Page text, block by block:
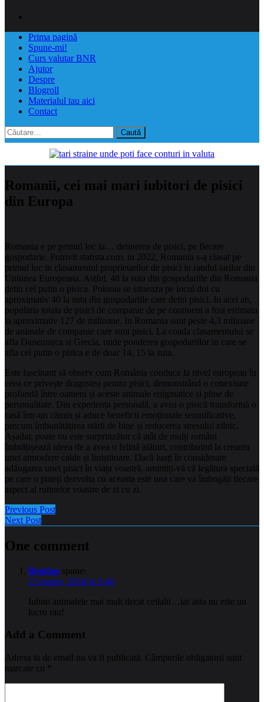
Prima pagină
Spune-mi!
Curs valutar BNR
Ajutor
Despre
Blogroll
Materialul tau aici
Contact
Caută
după:
Romanii, cei mai mari iubitori de pisici
din Europa
Romania e pe primul loc la… detinerea de pisici, pe fiecare
gospodarie. Potrivit statista.com, in 2022, Romania s-a clasat pe
primul loc in clasamentul proprietarilor de pisici in randul tarilor din
Uniunea Europeana. Astfel, 48 la suta din gospodariile din Romania
detin cel putin o pisica. Polonia se situeaza pe locul doi cu
aproximativ 40 la suta din gospodariile care detin pisici. In acel an,
populatia totala de pisici de companie de pe continent a fost estimata
la aproximativ 127 de milioane. In Romania sunt peste 4,3 milioane
de animale de companie care sunt pisici. La coada clasamentului se
afla Danemarca si Grecia, unde ponderea gospodariilor in care se
afla cel putin o pisica e de doar 14, 15 la suta.
Este fascinant să observ cum România conduce la nivel european în
ceea ce privește dragostea pentru pisici, demonstrând o conexiune
profundă între oameni și aceste animale enigmatice și pline de
personalitate. Din experiența personală, a avea o pisică transformă o
casă într-un cămin și aduce beneficii emoționale semnificative,
precum îmbunătățirea stării de bine și reducerea stresului zilnic.
Așadar, poate nu este surprinzător că atât de mulți români
îmbrățișează ideea de a avea o felină alături, contribuind la crearea
unei atmosfere calde și liniștitoare. Dacă luați în considerare
adăugarea unei pisici în viața voastră, amintiți-vă că legătura specială
pe care o puteți dezvolta cu aceasta este una care va îmbogăți fiecare
aspect al rutinelor voastre de zi cu zi.
Previous Post
Next Post
One comment
Bogdan spune:
23 martie, 2024 la 5:46
Iubim animalele mai mult decat ceilalti…iar asta nu este un
lucru rau!
Add a Comment
Adresa ta de email nu va fi publicată. Câmpurile obligatorii sunt
marcate cu